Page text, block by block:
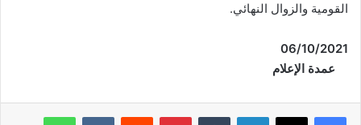
القومية والزوال النهائي.
عمدة الإعلام
فيسبوك لينكدإن بينتيريست